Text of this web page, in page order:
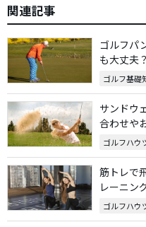
関連記事
ゴルフパ
も大丈夫？
ゴルフ基礎
サンドウ
合わせや
ゴルフハウ
筋トレで
レーニン
ゴルフハウ